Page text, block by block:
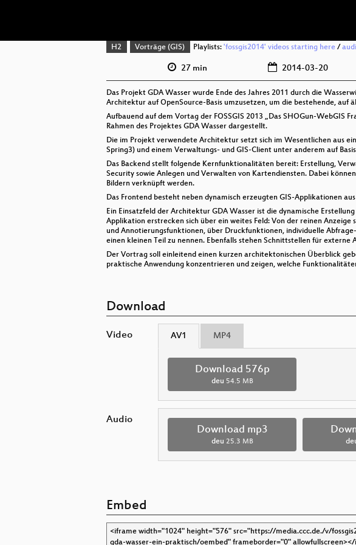
H2 Vorträge (GIS) Playlists: 'fossgis2014' videos starting here/
27 min 2014-03-20
Das Projekt GDA Wasser wurde Ende des Jahres 2011 durch die
Architektur auf OpenSource-Basis umzusetzen, um die bestehende, auf
Aufbauend auf dem Vortag der FOSSGIS 2013 „Das SHOGun-WebGIS
Rahmen des Projektes GDA Wasser dargestellt.
Die im Projekt verwendete Architektur setzt sich im Wesentlichen aus
Spring3) und einem Verwaltungs- und GIS-Client unter anderem auf
Das Backend stellt folgende Kernfunktionalitäten bereit: Erstellung,
Security sowie Anlegen und Verwalten von Kartendiensten. Dabei
Bildern verknüpft werden.
Das Frontend besteht neben dynamisch erzeugten GIS-Applikationen
Ein Einsatzfeld der Architektur GDA Wasser ist die dynamische
Applikation erstrecken sich über ein weites Feld: Von der reinen
und Annotierungsfunktionen, über Druckfunktionen, individuelle
einen kleinen Teil zu nennen. Ebenfalls stehen Schnittstellen für
Der Vortrag soll einleitend einen kurzen architektonischen Überblick
praktische Anwendung konzentrieren und zeigen, welche
Download
Video AV1 MP4
Download 576p
deu 54.5 MB
Audio
Download mp3
deu 25.3 MB
Embed